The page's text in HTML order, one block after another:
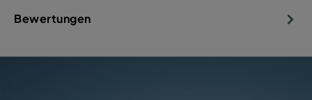
Bewertungen